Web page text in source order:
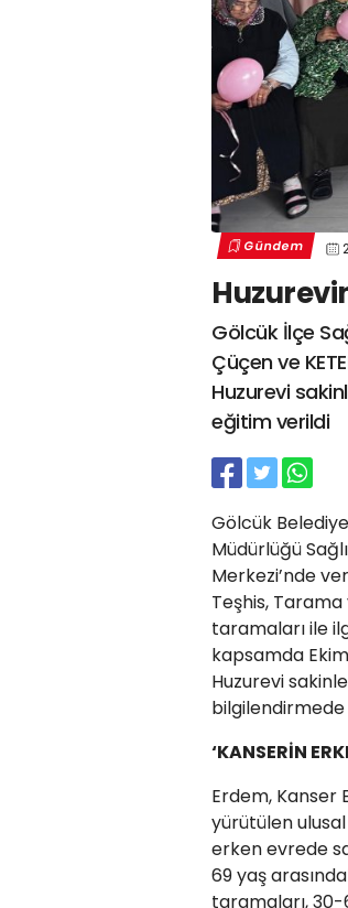
Gündem
Gölcük İlçe
Çüçen ve
Huzurevi
eğitim verildi
Gölcük
Müdürlüğü
Merkezi’nde
Teşhis, Tarama
taramaları ile
kapsamda
Huzurevi
bilgilendirmede
‘KANSERİN
Erdem, Kanser
yürütülen
erken evrede
69 yaş
taramaları, 30-